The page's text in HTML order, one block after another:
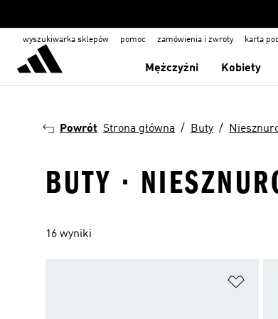
wyszukiwarka sklepów pomoc zamówienia i zwroty karta
Mężczyźni Kobiety
Powrót Strona główna Buty
BUTY ·
16 wyniki